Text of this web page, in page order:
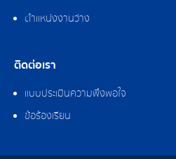
ตำแหน่งงานว่าง
ติดต่อเรา
แบบประเมินความพึงพอใจ
ข้อร้องเรียน